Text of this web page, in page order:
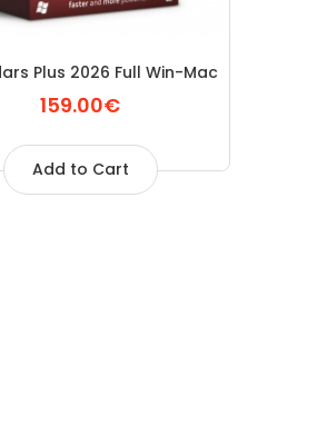
Plus 2026 Full Win-Mac
159.00€
Add to Cart